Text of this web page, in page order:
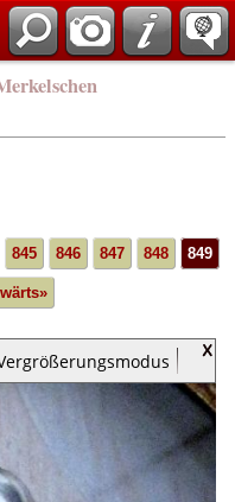
845 846 847 848 849